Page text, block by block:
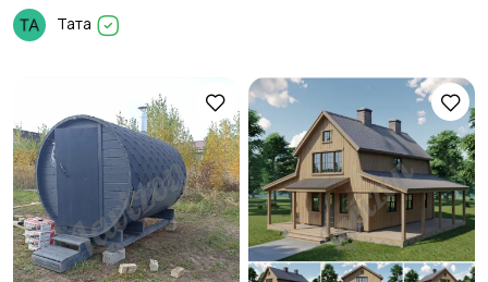
Животные
Отдам даром
Бесплатно
Хэндмейд
БПЛА Видеокурсы
Тата